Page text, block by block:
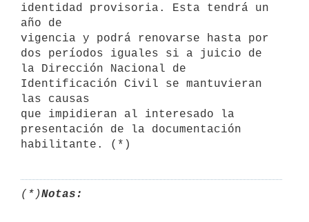
identidad provisoria. Esta tendrá un
año de
vigencia y podrá renovarse hasta por
dos períodos iguales si a juicio de
la Dirección Nacional de
Identificación Civil se mantuvieran
las causas
que impidieran al interesado la
presentación de la documentación
habilitante. (*)
(*)Notas: